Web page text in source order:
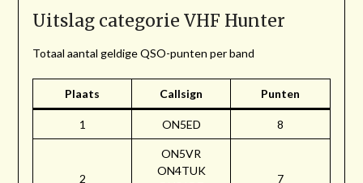
Uitslag categorie VHF Hunter
Totaal aantal geldige QSO-punten per band
Plaats Callsign Punten
1 ON5ED 8
2
ON5VR
ON4TUK
7